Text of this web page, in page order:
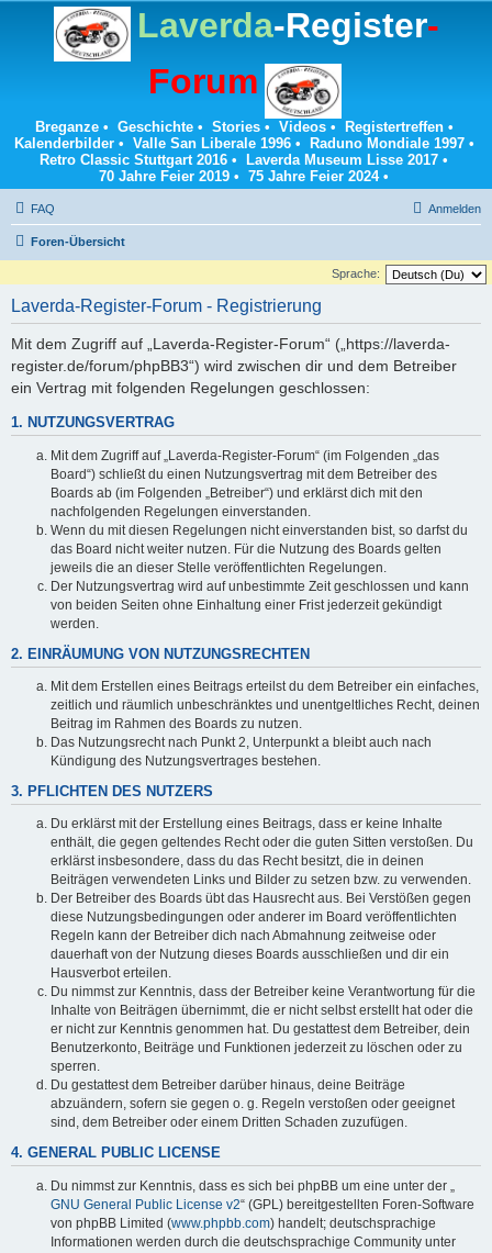
Laverda-Register-
Forum
Breganze• Geschichte• Stories• Videos• Registertreffen•
Kalenderbilder• Valle San Liberale 1996• Raduno Mondiale 1997•
Retro Classic Stuttgart 2016 • Laverda Museum Lisse 2017 •
70 Jahre Feier 2019 • 75 Jahre Feier 2024•
FAQ Anmelden
Foren-Übersicht
Sprache:
Laverda-Register-Forum - Registrierung
Mit dem Zugriff auf „Laverda-Register-Forum“ („https://laverda-
register.de/forum/phpBB3“) wird zwischen dir und dem Betreiber
ein Vertrag mit folgenden Regelungen geschlossen:
1. NUTZUNGSVERTRAG
Mit dem Zugriff auf „Laverda-Register-Forum“ (im Folgenden „das
Board“) schließt du einen Nutzungsvertrag mit dem Betreiber des
Boards ab (im Folgenden „Betreiber“) und erklärst dich mit den
nachfolgenden Regelungen einverstanden.
Wenn du mit diesen Regelungen nicht einverstanden bist, so darfst du
das Board nicht weiter nutzen. Für die Nutzung des Boards gelten
jeweils die an dieser Stelle veröffentlichten Regelungen.
Der Nutzungsvertrag wird auf unbestimmte Zeit geschlossen und kann
von beiden Seiten ohne Einhaltung einer Frist jederzeit gekündigt
werden.
2. EINRÄUMUNG VON NUTZUNGSRECHTEN
Mit dem Erstellen eines Beitrags erteilst du dem Betreiber ein einfaches,
zeitlich und räumlich unbeschränktes und unentgeltliches Recht, deinen
Beitrag im Rahmen des Boards zu nutzen.
Das Nutzungsrecht nach Punkt 2, Unterpunkt a bleibt auch nach
Kündigung des Nutzungsvertrages bestehen.
3. PFLICHTEN DES NUTZERS
Du erklärst mit der Erstellung eines Beitrags, dass er keine Inhalte
enthält, die gegen geltendes Recht oder die guten Sitten verstoßen. Du
erklärst insbesondere, dass du das Recht besitzt, die in deinen
Beiträgen verwendeten Links und Bilder zu setzen bzw. zu verwenden.
Der Betreiber des Boards übt das Hausrecht aus. Bei Verstößen gegen
diese Nutzungsbedingungen oder anderer im Board veröffentlichten
Regeln kann der Betreiber dich nach Abmahnung zeitweise oder
dauerhaft von der Nutzung dieses Boards ausschließen und dir ein
Hausverbot erteilen.
Du nimmst zur Kenntnis, dass der Betreiber keine Verantwortung für die
Inhalte von Beiträgen übernimmt, die er nicht selbst erstellt hat oder die
er nicht zur Kenntnis genommen hat. Du gestattest dem Betreiber, dein
Benutzerkonto, Beiträge und Funktionen jederzeit zu löschen oder zu
sperren.
Du gestattest dem Betreiber darüber hinaus, deine Beiträge
abzuändern, sofern sie gegen o. g. Regeln verstoßen oder geeignet
sind, dem Betreiber oder einem Dritten Schaden zuzufügen.
4. GENERAL PUBLIC LICENSE
Du nimmst zur Kenntnis, dass es sich bei phpBB um eine unter der „
GNU General Public License v2“ (GPL) bereitgestellten Foren-Software
von phpBB Limited (www.phpbb.com) handelt; deutschsprachige
Informationen werden durch die deutschsprachige Community unter